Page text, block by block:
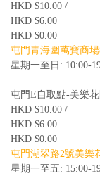
HKD $10.00 /
HKD $6.00
HKD $0.00
屯門青海圍萬寶商
星期一至日: 10:00-
屯門E自取點-美樂
HKD $10.00 /
HKD $6.00
HKD $0.00
屯門湖翠路2號美樂
星期一至五: 15:00-